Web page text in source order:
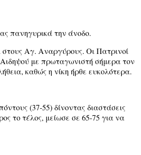
πανηγυρικά την άνοδο.
Αγ. Αναργύρους. Οι Πατρινοί
με πρωταγωνιστή σήμερα τον
καθώς η νίκη ήρθε ευκολότερα.
(37-55) δίνοντας διαστάσεις
το τέλος, μείωσε σε 65-75 για να